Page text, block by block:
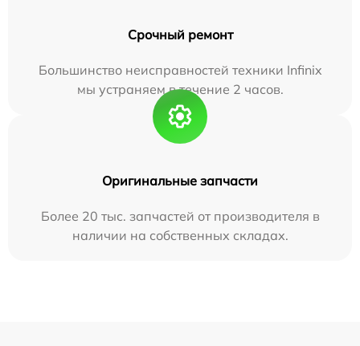
Срочный ремонт
Большинство неисправностей техники Infinix
мы устраняем в течение 2 часов.
Оригинальные запчасти
Более 20 тыс. запчастей от производителя в
наличии на собственных складах.